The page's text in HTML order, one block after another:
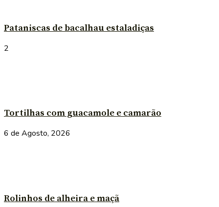
Pataniscas de bacalhau estaladiças
2
Tortilhas com guacamole e camarão
6 de Agosto, 2026
Rolinhos de alheira e maçã